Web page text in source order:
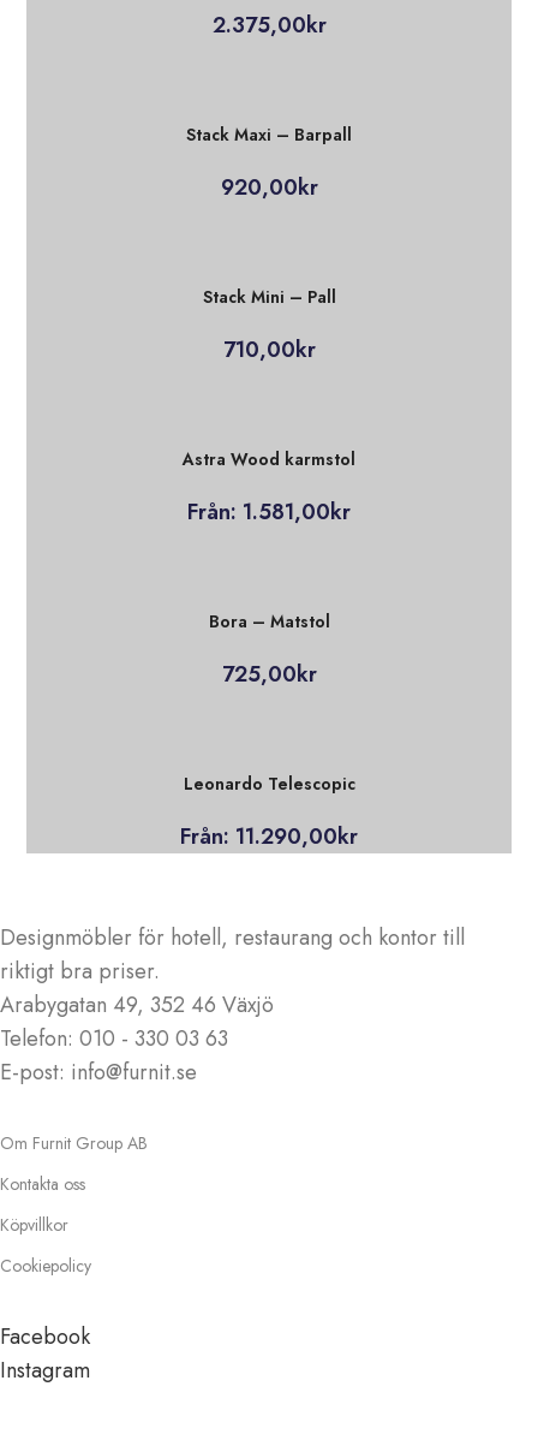
2.375,00kr
Stack Maxi – Barpall
920,00kr
Stack Mini – Pall
710,00kr
Astra Wood karmstol
Från: 1.581,00kr
Bora – Matstol
725,00kr
Leonardo Telescopic
Från: 11.290,00kr
Designmöbler för hotell, restaurang och kontor till
riktigt bra priser.
Arabygatan 49, 352 46 Växjö
Telefon: 010 - 330 03 63
E-post: info@furnit.se
Om Furnit Group AB
Kontakta oss
Köpvillkor
Cookiepolicy
Facebook
Instagram